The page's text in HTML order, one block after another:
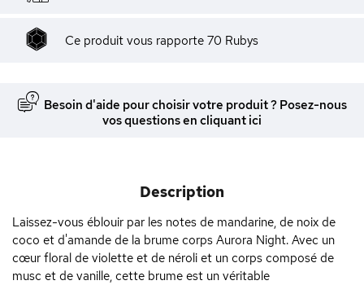
Ce produit vous rapporte 70 Rubys
Besoin d'aide pour choisir votre produit ? Posez-nous
vos questions en cliquant ici
Description
Laissez-vous éblouir par les notes de mandarine, de noix de
coco et d'amande de la brume corps Aurora Night. Avec un
cœur floral de violette et de néroli et un corps composé de
musc et de vanille, cette brume est un véritable